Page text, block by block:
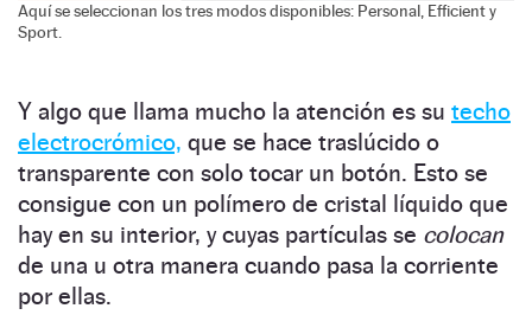
Aquí se seleccionan los tres modos disponibles: Personal, Efficient y
Sport.
Y algo que llama mucho la atención es su techo
electrocrómico, que se hace traslúcido o
transparente con solo tocar un botón. Esto se
consigue con un polímero de cristal líquido que
hay en su interior, y cuyas partículas se colocan
de una u otra manera cuando pasa la corriente
por ellas.